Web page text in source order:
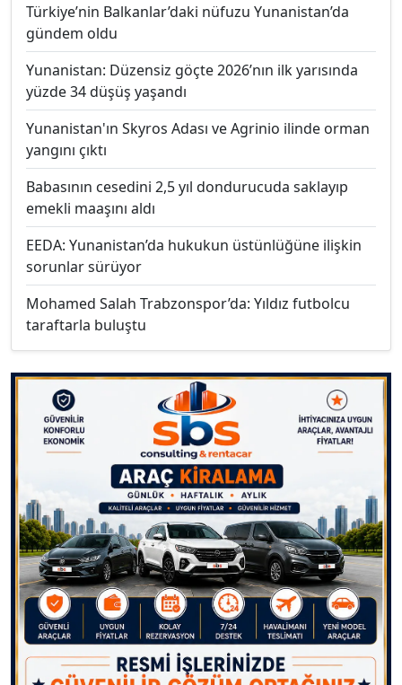
Türkiye’nin Balkanlar’daki nüfuzu Yunanistan’da
gündem oldu
Yunanistan: Düzensiz göçte 2026’nın ilk yarısında
yüzde 34 düşüş yaşandı
Yunanistan'ın Skyros Adası ve Agrinio ilinde orman
yangını çıktı
Babasının cesedini 2,5 yıl dondurucuda saklayıp
emekli maaşını aldı
EEDA: Yunanistan’da hukukun üstünlüğüne ilişkin
sorunlar sürüyor
Mohamed Salah Trabzonspor’da: Yıldız futbolcu
taraftarla buluştu